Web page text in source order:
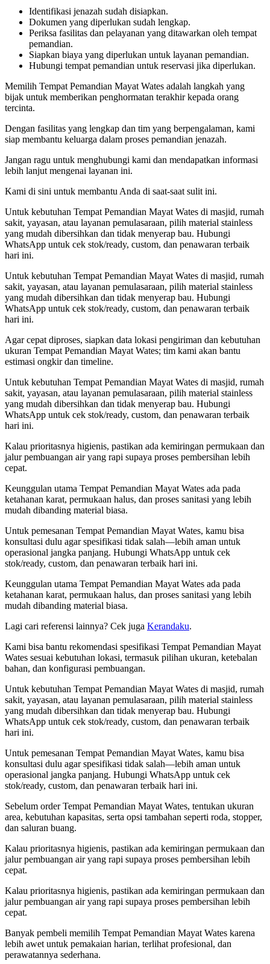
Identifikasi jenazah sudah disiapkan.
Dokumen yang diperlukan sudah lengkap.
Periksa fasilitas dan pelayanan yang ditawarkan oleh tempat
pemandian.
Siapkan biaya yang diperlukan untuk layanan pemandian.
Hubungi tempat pemandian untuk reservasi jika diperlukan.
Memilih Tempat Pemandian Mayat Wates adalah langkah yang
bijak untuk memberikan penghormatan terakhir kepada orang
tercinta.
Dengan fasilitas yang lengkap dan tim yang berpengalaman, kami
siap membantu keluarga dalam proses pemandian jenazah.
Jangan ragu untuk menghubungi kami dan mendapatkan informasi
lebih lanjut mengenai layanan ini.
Kami di sini untuk membantu Anda di saat-saat sulit ini.
Untuk kebutuhan Tempat Pemandian Mayat Wates di masjid, rumah
sakit, yayasan, atau layanan pemulasaraan, pilih material stainless
yang mudah dibersihkan dan tidak menyerap bau. Hubungi
WhatsApp untuk cek stok/ready, custom, dan penawaran terbaik
hari ini.
Untuk kebutuhan Tempat Pemandian Mayat Wates di masjid, rumah
sakit, yayasan, atau layanan pemulasaraan, pilih material stainless
yang mudah dibersihkan dan tidak menyerap bau. Hubungi
WhatsApp untuk cek stok/ready, custom, dan penawaran terbaik
hari ini.
Agar cepat diproses, siapkan data lokasi pengiriman dan kebutuhan
ukuran Tempat Pemandian Mayat Wates; tim kami akan bantu
estimasi ongkir dan timeline.
Untuk kebutuhan Tempat Pemandian Mayat Wates di masjid, rumah
sakit, yayasan, atau layanan pemulasaraan, pilih material stainless
yang mudah dibersihkan dan tidak menyerap bau. Hubungi
WhatsApp untuk cek stok/ready, custom, dan penawaran terbaik
hari ini.
Kalau prioritasnya higienis, pastikan ada kemiringan permukaan dan
jalur pembuangan air yang rapi supaya proses pembersihan lebih
cepat.
Keunggulan utama Tempat Pemandian Mayat Wates ada pada
ketahanan karat, permukaan halus, dan proses sanitasi yang lebih
mudah dibanding material biasa.
Untuk pemesanan Tempat Pemandian Mayat Wates, kamu bisa
konsultasi dulu agar spesifikasi tidak salah—lebih aman untuk
operasional jangka panjang. Hubungi WhatsApp untuk cek
stok/ready, custom, dan penawaran terbaik hari ini.
Keunggulan utama Tempat Pemandian Mayat Wates ada pada
ketahanan karat, permukaan halus, dan proses sanitasi yang lebih
mudah dibanding material biasa.
Lagi cari referensi lainnya? Cek juga Kerandaku.
Kami bisa bantu rekomendasi spesifikasi Tempat Pemandian Mayat
Wates sesuai kebutuhan lokasi, termasuk pilihan ukuran, ketebalan
bahan, dan konfigurasi pembuangan.
Untuk kebutuhan Tempat Pemandian Mayat Wates di masjid, rumah
sakit, yayasan, atau layanan pemulasaraan, pilih material stainless
yang mudah dibersihkan dan tidak menyerap bau. Hubungi
WhatsApp untuk cek stok/ready, custom, dan penawaran terbaik
hari ini.
Untuk pemesanan Tempat Pemandian Mayat Wates, kamu bisa
konsultasi dulu agar spesifikasi tidak salah—lebih aman untuk
operasional jangka panjang. Hubungi WhatsApp untuk cek
stok/ready, custom, dan penawaran terbaik hari ini.
Sebelum order Tempat Pemandian Mayat Wates, tentukan ukuran
area, kebutuhan kapasitas, serta opsi tambahan seperti roda, stopper,
dan saluran buang.
Kalau prioritasnya higienis, pastikan ada kemiringan permukaan dan
jalur pembuangan air yang rapi supaya proses pembersihan lebih
cepat.
Kalau prioritasnya higienis, pastikan ada kemiringan permukaan dan
jalur pembuangan air yang rapi supaya proses pembersihan lebih
cepat.
Banyak pembeli memilih Tempat Pemandian Mayat Wates karena
lebih awet untuk pemakaian harian, terlihat profesional, dan
perawatannya sederhana.